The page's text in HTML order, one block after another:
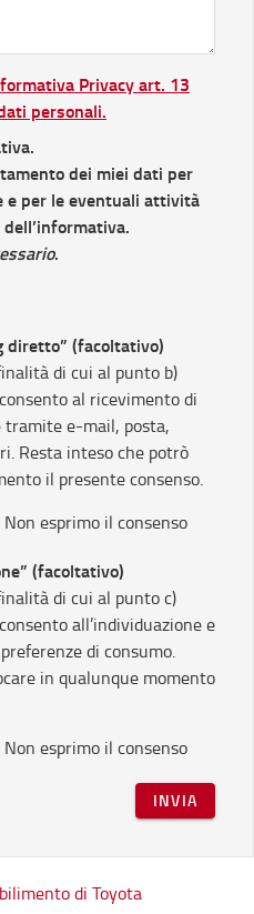
Privacy art. 13
personali.
dei miei dati per
e per le eventuali attività
.
diretto” (facoltativo)
di cui al punto b)
al ricevimento di
e-mail, posta,
Resta inteso che potrò
il presente consenso.
Non esprimo il consenso
(facoltativo)
di cui al punto c)
all’individuazione e
di consumo.
in qualunque momento
Non esprimo il consenso
INVIA